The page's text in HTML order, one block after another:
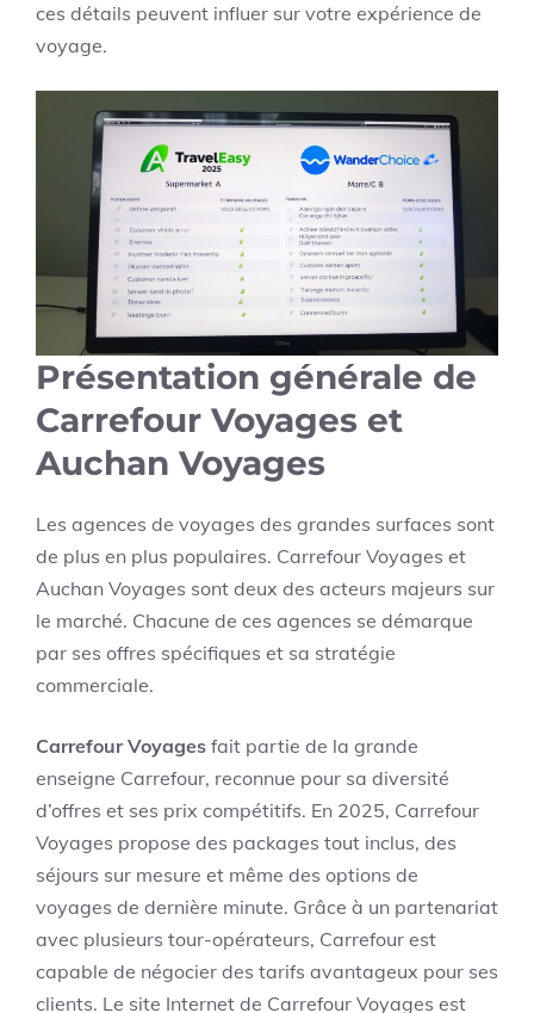
ces détails peuvent influer sur votre expérience de
voyage.
Présentation générale de
Carrefour Voyages et
Auchan Voyages
Les agences de voyages des grandes surfaces sont
de plus en plus populaires. Carrefour Voyages et
Auchan Voyages sont deux des acteurs majeurs sur
le marché. Chacune de ces agences se démarque
par ses offres spécifiques et sa stratégie
commerciale.
Carrefour Voyages fait partie de la grande
enseigne Carrefour, reconnue pour sa diversité
d’offres et ses prix compétitifs. En 2025, Carrefour
Voyages propose des packages tout inclus, des
séjours sur mesure et même des options de
voyages de dernière minute. Grâce à un partenariat
avec plusieurs tour-opérateurs, Carrefour est
capable de négocier des tarifs avantageux pour ses
clients. Le site Internet de Carrefour Voyages est